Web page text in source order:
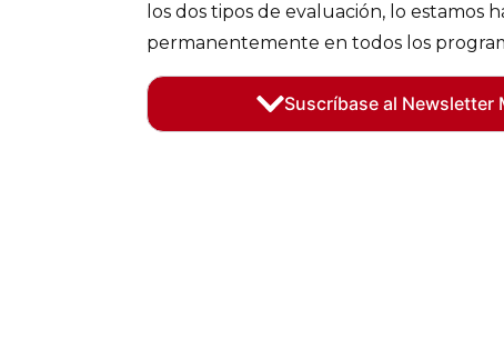
los dos tipos de evaluación, lo estamos
permanentemente en todos los
Suscríbase al Newsletter